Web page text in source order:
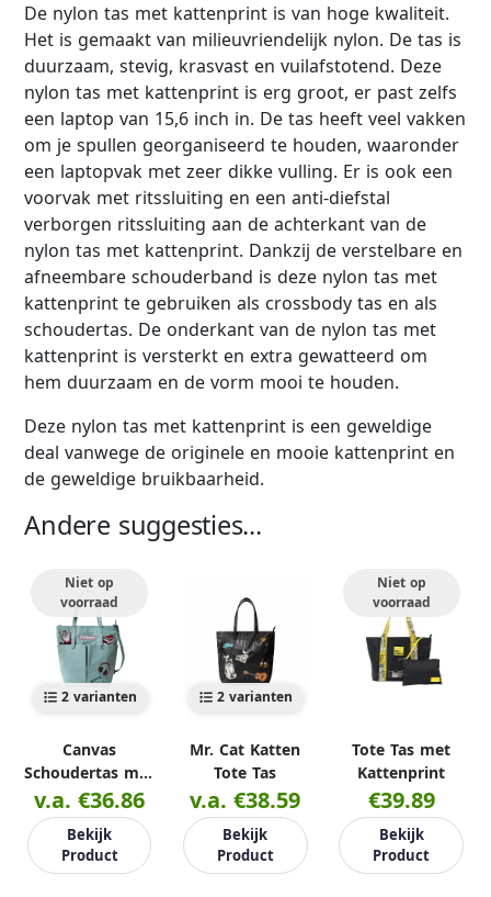
De nylon tas met kattenprint is van hoge kwaliteit.
Het is gemaakt van milieuvriendelijk nylon. De tas is
duurzaam, stevig, krasvast en vuilafstotend. Deze
nylon tas met kattenprint is erg groot, er past zelfs
een laptop van 15,6 inch in. De tas heeft veel vakken
om je spullen georganiseerd te houden, waaronder
een laptopvak met zeer dikke vulling. Er is ook een
voorvak met ritssluiting en een anti-diefstal
verborgen ritssluiting aan de achterkant van de
nylon tas met kattenprint. Dankzij de verstelbare en
afneembare schouderband is deze nylon tas met
kattenprint te gebruiken als crossbody tas en als
schoudertas. De onderkant van de nylon tas met
kattenprint is versterkt en extra gewatteerd om
hem duurzaam en de vorm mooi te houden.
Deze nylon tas met kattenprint is een geweldige
deal vanwege de originele en mooie kattenprint en
de geweldige bruikbaarheid.
Andere suggesties...
Niet op
voorraad
2 varianten
Canvas
Schoudertas met
Kattenprint
v.a. €36.86
Bekijk
Product
2 varianten
Mr. Cat Katten
Tote Tas
v.a. €38.59
Bekijk
Product
Niet op
voorraad
Tote Tas met
Kattenprint
€39.89
Bekijk
Product